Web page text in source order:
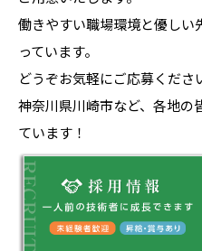
働きやすい職場環境と優し
っています。
どうぞお気軽にご応募くださ
神奈川県川崎市など、各地の
ています！